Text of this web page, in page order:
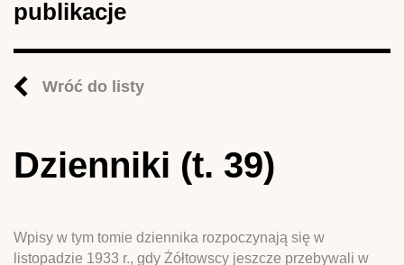
publikacje
Wróć do listy
Dzienniki (t. 39)
Wpisy w tym tomie dziennika rozpoczynają się w
listopadzie 1933 r., gdy Żółtowscy jeszcze przebywali w